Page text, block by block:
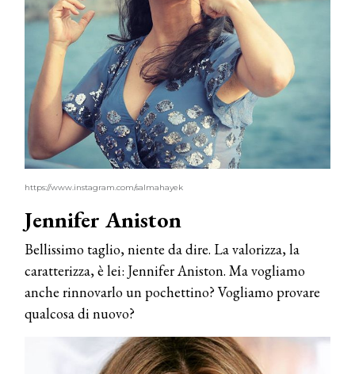
https://www.instagram.com/salmahayek
Jennifer Aniston
Bellissimo taglio, niente da dire. La valorizza, la
caratterizza, è lei: Jennifer Aniston. Ma vogliamo
anche rinnovarlo un pochettino? Vogliamo provare
qualcosa di nuovo?